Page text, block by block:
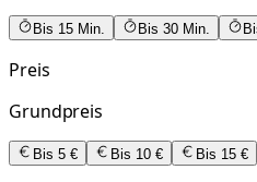
Bis 15 Min. Bis 30 Min.
Preis
Grundpreis
Bis 5 € Bis 10 € Bis 15 €